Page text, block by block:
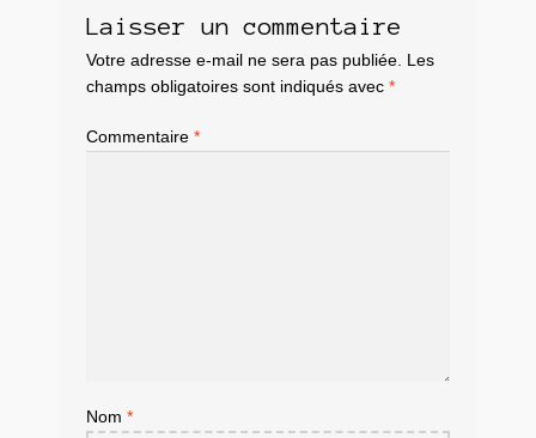
Laisser un commentaire
Votre adresse e-mail ne sera pas publiée. Les
champs obligatoires sont indiqués avec *
Commentaire *
Nom *